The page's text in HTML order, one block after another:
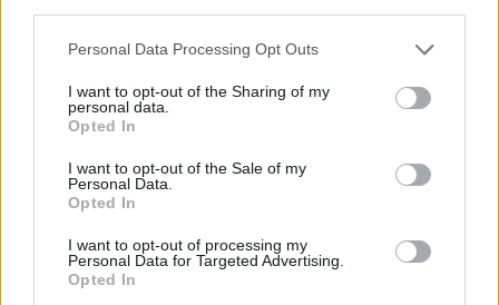
Personal Data Processing Opt Outs
I want to opt-out of the Sharing of my
personal data.
Opted In
I want to opt-out of the Sale of my
Personal Data.
Opted In
I want to opt-out of processing my
Personal Data for Targeted Advertising.
Opted In
vizsgáztok.
Érettségi-felvételi
Mutatjuk a 2022-es emelt szintű biológiaérettségi
szóbeli tételcímeit
Közeleg a tavaszi érettségi szezon, és úgy néz ki, két év után újra
megtartják a szóbeli érettségi vizsgákat. Azért, hogy ne az utolsó
pillanatra maradjon a felkészülés, új cikksorozatunkban elhozzuk az